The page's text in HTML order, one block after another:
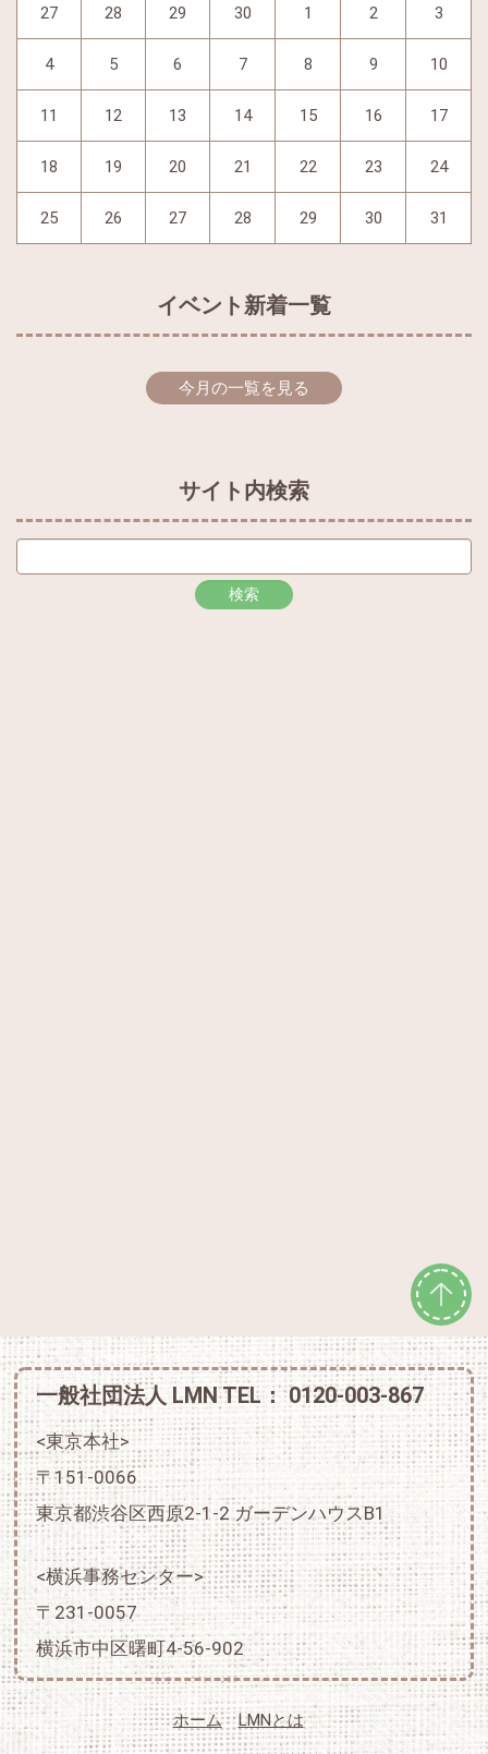
27 28 29 30 1 2 3
4 5 6 7 8 9 10
11 12 13 14 15 16 17
18 19 20 21 22 23 24
25 26 27 28 29 30 31
イベント新着一覧
今月の一覧を見る
サイト内検索
一般社団法人 LMN TEL： 0120-003-867
<東京本社>
〒151-0066
東京都渋谷区西原2-1-2 ガーデンハウスB1
<横浜事務センター>
〒231-0057
横浜市中区曙町4-56-902
ホーム LMNとは